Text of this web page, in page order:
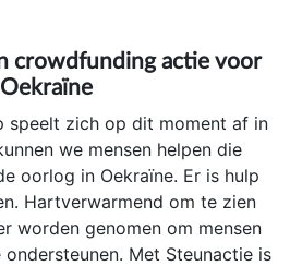
crowdfunding actie voor
Oekraïne
speelt zich op dit moment af in
we mensen helpen die
oorlog in Oekraïne. Er is hulp
Hartverwarmend om te zien
worden genomen om mensen
Met Steunactie is